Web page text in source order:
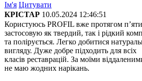
Ім'я Цитувати
КРІСТАР 10.05.2024 12:46:51
Користуюсь PROFIL вже протягом п’яти
застосовую як твердий, так і рідкий
та полірується. Легко добитися
вигляду. Дуже добре підходить для всіх
класів реставрацій. За моїми
не маю жодних нарікань.